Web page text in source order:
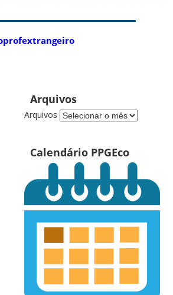
Arquivos
Arquivos
Calendário PPGEco